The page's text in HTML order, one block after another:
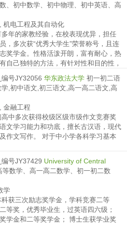
、初中数学、初中物理、初中英语、高
机电工程及其自动化
多年的家教经验，在校表现优异，担任
，多次获“优秀大学生”荣誉称号，且连
奖学金。性格活泼开朗，富有耐心，热
自己独特的方法，有针对性和目的性，
于50/时
编号JY32056 华东政法大学 初一初二语
,初中语文,初三语文,高一高二语文,高
金融工程
高中多次获得校级区级市级作文竞赛奖
文学习能力和功底，擅长古汉语，现代
作文写作。 对于中小学各科学习基本
编号JY37429 University of Central
等数学、高一高二数学、初一初二数
学
科获三次励志奖学金，学科竞赛二等
等奖，优秀毕业生，过英语四六级；
学金和二等奖学金； 博士生获学业奖